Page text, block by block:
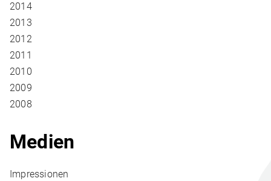
2014
2013
2012
2011
2010
2009
2008
Medien
Impressionen